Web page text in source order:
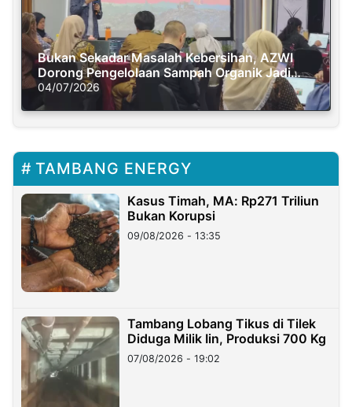
Bukan Sekadar Masalah Kebersihan, AZWI
Dorong Pengelolaan Sampah Organik Jadi
Solusi Krisis Iklim
04/07/2026
TAMBANG ENERGY
Kasus Timah, MA: Rp271 Triliun
Bukan Korupsi
09/08/2026 - 13:35
Tambang Lobang Tikus di Tilek
Diduga Milik Iin, Produksi 700 Kg
07/08/2026 - 19:02